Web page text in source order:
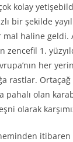
kolay
bir şekilde
mal haline geldi.
zencefil 1.
her
rastlar. Ortaçağ
olan
olarak
itibaren